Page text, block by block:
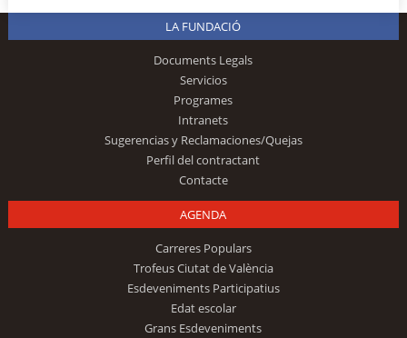
LA FUNDACIÓ
Documents Legals
Servicios
Programes
Intranets
Sugerencias y Reclamaciones/Quejas
Perfil del contractant
Contacte
AGENDA
Carreres Populars
Trofeus Ciutat de València
Esdeveniments Participatius
Edat escolar
Grans Esdeveniments